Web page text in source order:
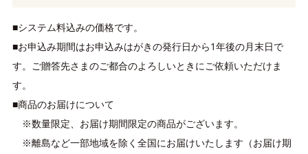
■システム料込みの価格です。
■お申込み期間はお申込みはがきの発行日から1年後の月末日で
す。ご贈答先さまのご都合のよろしいときにご依頼いただけま
す。
■商品のお届けについて
※数量限定、お届け期間限定の商品がございます。
※離島など一部地域を除く全国にお届けいたします（お届け期